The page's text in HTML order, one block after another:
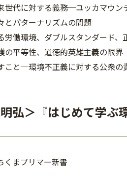
代に対する義務─ユッカマウン
パターナリズムの問題
働環境、ダブルスタンダード、
平等性、道徳的英雄主義の限界
と─環境不正義に対する公衆の
弘＞『はじめて学ぶ
まプリマー新書